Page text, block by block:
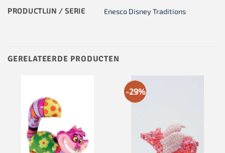
PRODUCTLIJN / SERIE Enesco Disney Traditions
GERELATEERDE PRODUCTEN
-29%